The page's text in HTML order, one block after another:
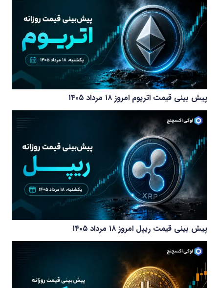
پیش بینی قیمت اتریوم امروز ۱۸ مرداد ۱۴۰۵
پیش بینی قیمت ریپل امروز ۱۸ مرداد ۱۴۰۵